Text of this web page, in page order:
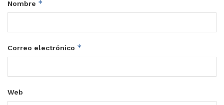
Nombre *
Correo electrónico *
Web